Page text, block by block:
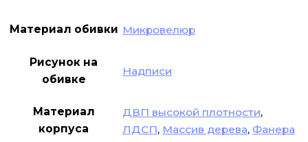
Материал обивки Микровелюр
Рисунок на
обивке
Надписи
Материал
корпуса
ДВП высокой плотности,
ЛДСП, Массив дерева, Фанера